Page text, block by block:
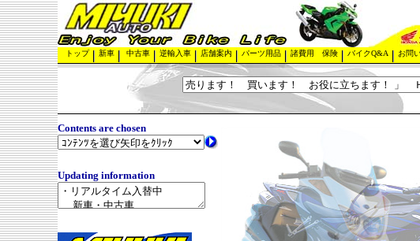
トップ 新車 中古車 逆輸入車 店舗案内 パーツ用品 諸費用 保険 バイクQ&A お問
Contents are chosen
Updating information